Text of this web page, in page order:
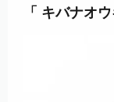
「 キバナオウ